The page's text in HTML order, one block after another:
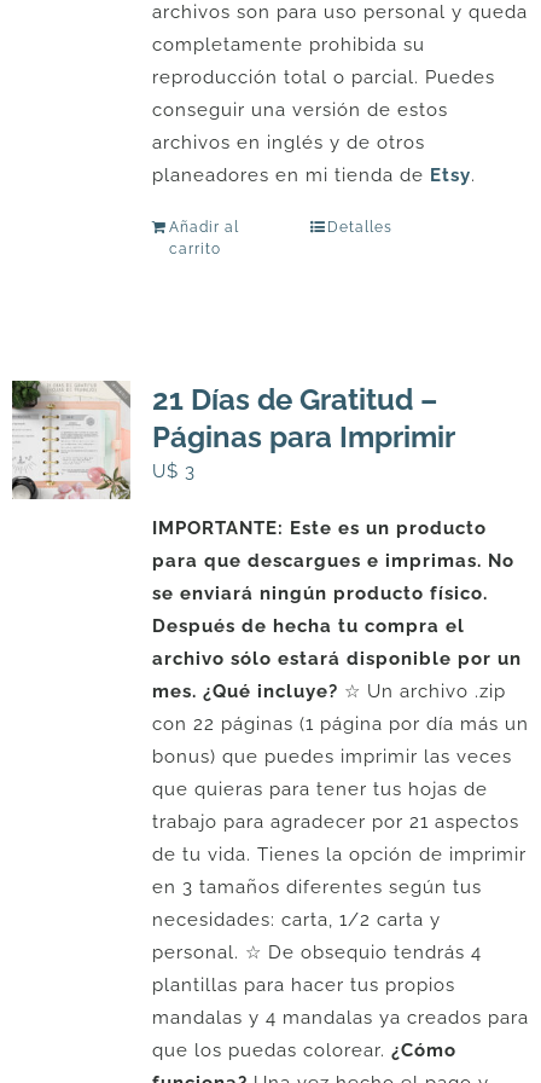
archivos son para uso personal y queda
completamente prohibida su
reproducción total o parcial. Puedes
conseguir una versión de estos
archivos en inglés y de otros
planeadores en mi tienda de Etsy.
Añadir al
carrito
Detalles
21 Días de Gratitud –
Páginas para Imprimir
U$ 3
IMPORTANTE: Este es un producto
para que descargues e imprimas. No
se enviará ningún producto físico.
Después de hecha tu compra el
archivo sólo estará disponible por un
mes. ¿Qué incluye? ☆ Un archivo .zip
con 22 páginas (1 página por día más un
bonus) que puedes imprimir las veces
que quieras para tener tus hojas de
trabajo para agradecer por 21 aspectos
de tu vida. Tienes la opción de imprimir
en 3 tamaños diferentes según tus
necesidades: carta, 1/2 carta y
personal. ☆ De obsequio tendrás 4
plantillas para hacer tus propios
mandalas y 4 mandalas ya creados para
que los puedas colorear. ¿Cómo